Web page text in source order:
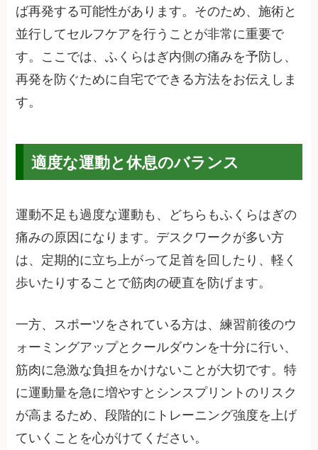
ば再発する可能性があります。そのため、施術と
並行してセルフケアを行うことが非常に重要で
す。ここでは、ふくらはぎ内側の痛みを予防し、
再発を防ぐために自宅でできる方法をお伝えしま
す。
適度な運動と休息のバランス
運動不足も過度な運動も、どちらもふくらはぎの
痛みの原因になります。デスクワークが多い方
は、定期的に立ち上がって足首を回したり、軽く
歩いたりすることで筋肉の硬直を防げます。
一方、スポーツをされている方は、練習前後のウ
ォーミングアップとクールダウンを十分に行い、
筋肉に急激な負担をかけないことが大切です。特
に運動量を急に増やすとシンスプリントのリスク
が高まるため、段階的にトレーニング強度を上げ
ていくことを心がけてください。